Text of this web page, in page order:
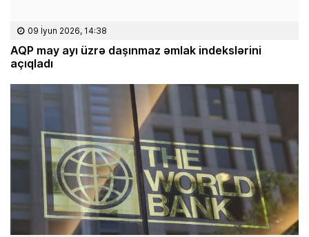
09 İyun 2026, 14:38
AQP may ayı üzrə daşınmaz əmlak indekslərini
açıqladı